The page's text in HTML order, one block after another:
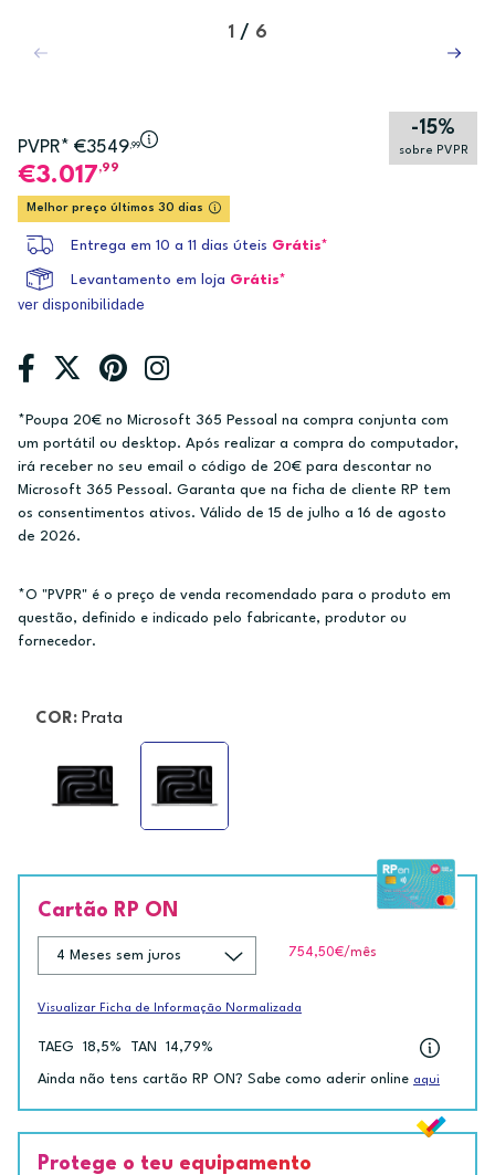
1 / 6
PVPR* €3549,99
-15%
sobre PVPR
3.017,99
Melhor preço últimos 30 dias
Entrega em 10 a 11 dias úteis Grátis*
Levantamento em loja Grátis*
ver disponibilidade
*Poupa 20€ no Microsoft 365 Pessoal na compra conjunta com
um portátil ou desktop. Após realizar a compra do computador,
irá receber no seu email o código de 20€ para descontar no
Microsoft 365 Pessoal. Garanta que na ficha de cliente RP tem
os consentimentos ativos. Válido de 15 de julho a 16 de agosto
de 2026.
*O "PVPR" é o preço de venda recomendado para o produto em
questão, definido e indicado pelo fabricante, produtor ou
fornecedor.
COR: Prata
Cartão RP ON
754,50€/mês
Visualizar Ficha de Informação Normalizada
TAEG 18,5% TAN 14,79%
Ainda não tens cartão RP ON? Sabe como aderir online aqui
Protege o teu equipamento